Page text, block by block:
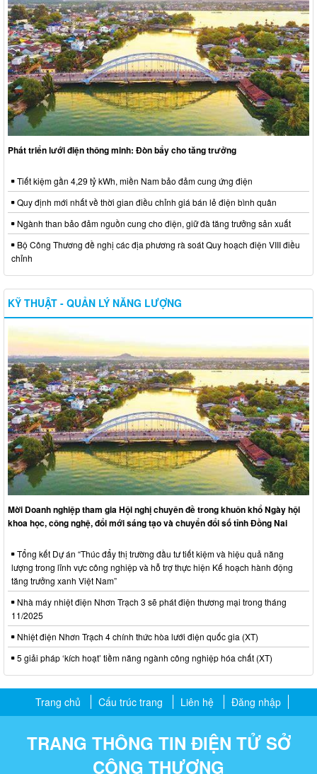
Phát triển lưới điện thông minh: Đòn bẩy cho tăng trưởng
Tiết kiệm gần 4,29 tỷ kWh, miền Nam bảo đảm cung ứng điện
Quy định mới nhất về thời gian điều chỉnh giá bán lẻ điện bình quân
Ngành than bảo đảm nguồn cung cho điện, giữ đà tăng trưởng sản xuất
Bộ Công Thương đề nghị các địa phương rà soát Quy hoạch điện VIII điều
chỉnh
KỸ THUẬT - QUẢN LÝ NĂNG LƯỢNG
Mời Doanh nghiệp tham gia Hội nghị chuyên đề trong khuôn khổ Ngày hội
khoa học, công nghệ, đổi mới sáng tạo và chuyển đổi số tỉnh Đồng Nai
Tổng kết Dự án “Thúc đẩy thị trường đầu tư tiết kiệm và hiệu quả năng
lượng trong lĩnh vực công nghiệp và hỗ trợ thực hiện Kế hoạch hành động
tăng trưởng xanh Việt Nam”
Nhà máy nhiệt điện Nhơn Trạch 3 sẽ phát điện thương mại trong tháng
11/2025
Nhiệt điện Nhơn Trạch 4 chính thức hòa lưới điện quốc gia (XT)
5 giải pháp ‘kích hoạt’ tiềm năng ngành công nghiệp hóa chất (XT)
Trang chủ Cấu trúc trang Liên hệ Đăng nhập
TRANG THÔNG TIN ĐIỆN TỬ SỞ
CÔNG THƯƠNG